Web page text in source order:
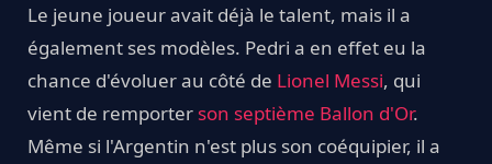
Le jeune joueur avait déjà le talent, mais il a
également ses modèles. Pedri a en effet eu la
chance d'évoluer au côté de Lionel Messi, qui
vient de remporter son septième Ballon d'Or.
Même si l'Argentin n'est plus son coéquipier, il a